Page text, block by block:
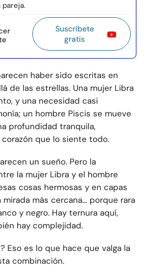
pareja.
Suscríbete
gratis
haber sido escritas en
de las estrellas. Una mujer Libra
y una necesidad casi
un hombre Piscis se mueve
profundidad tranquila,
que lo siente todo.
un sueño. Pero la
la mujer Libra y el hombre
cosas hermosas y en capas
más cercana… porque rara
y negro. Hay ternura aquí,
hay complejidad.
Eso es lo que hace que valga la
combinación.